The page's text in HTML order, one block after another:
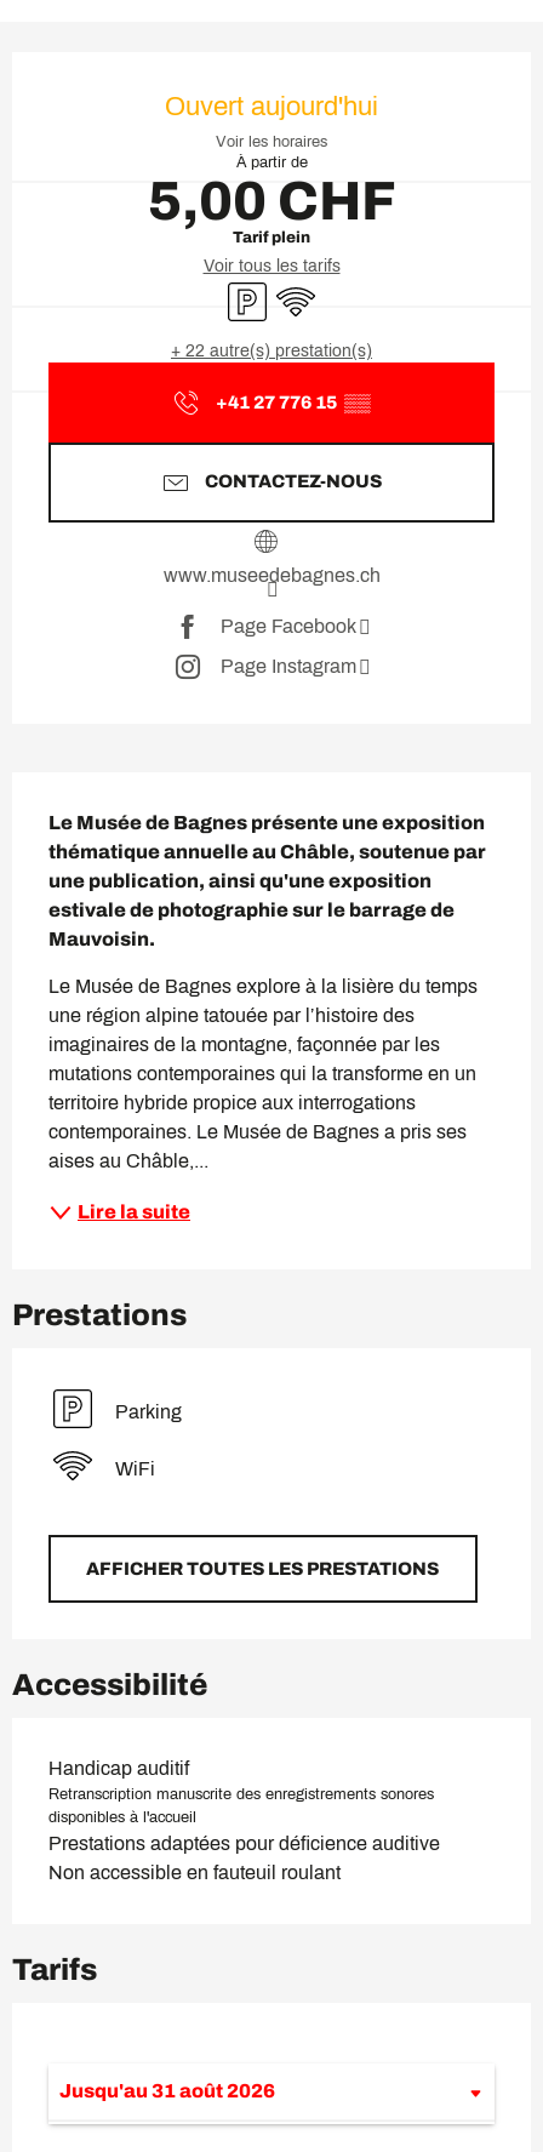
Ouvert aujourd'hui
Voir les horaires
À partir de
5,00 CHF
Tarif plein
Voir tous les tarifs
ParkingWiFi
+ 22 autre(s) prestation(s)
+41 27 776 15 ▒▒
CONTACTEZ-NOUS
www.museedebagnes.ch
Page Facebook
Page Instagram
Le Musée de Bagnes présente une exposition
thématique annuelle au Châble, soutenue par
une publication, ainsi qu'une exposition
estivale de photographie sur le barrage de
Mauvoisin.
Le Musée de Bagnes explore à la lisière du temps
une région alpine tatouée par l’histoire des
imaginaires de la montagne, façonnée par les
mutations contemporaines qui la transforme en un
territoire hybride propice aux interrogations
contemporaines. Le Musée de Bagnes a pris ses
aises au Châble,...
Lire la suite
Prestations
Parking
WiFi
AFFICHER TOUTES LES PRESTATIONS
Accessibilité
Handicap auditif
Retranscription manuscrite des enregistrements sonores
disponibles à l'accueil
Prestations adaptées pour déficience auditive
Non accessible en fauteuil roulant
Tarifs
Jusqu'au 31 août 2026